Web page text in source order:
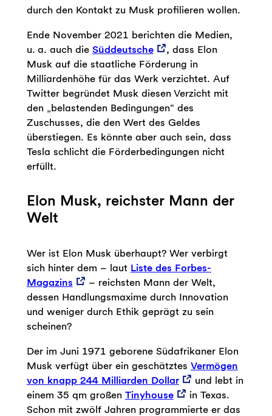
durch den Kontakt zu Musk profilieren wollen.
Ende November 2021 berichten die Medien,
u. a. auch die Süddeutsche
, dass Elon
Musk auf die staatliche Förderung in
Milliardenhöhe für das Werk verzichtet. Auf
Twitter begründet Musk diesen Verzicht mit
den „belastenden Bedingungen“ des
Zuschusses, die den Wert des Geldes
überstiegen. Es könnte aber auch sein, dass
Tesla schlicht die Förderbedingungen nicht
erfüllt.
Elon Musk, reichster Mann der
Welt
Wer ist Elon Musk überhaupt? Wer verbirgt
sich hinter dem – laut Liste des Forbes-
Magazins
– reichsten Mann der Welt,
dessen Handlungsmaxime durch Innovation
und weniger durch Ethik geprägt zu sein
scheinen?
Der im Juni 1971 geborene Südafrikaner Elon
Musk verfügt über ein geschätztes Vermögen
von knapp 244 Milliarden Dollar
und lebt in
einem 35 qm großen Tinyhouse
in Texas.
Schon mit zwölf Jahren programmierte er das